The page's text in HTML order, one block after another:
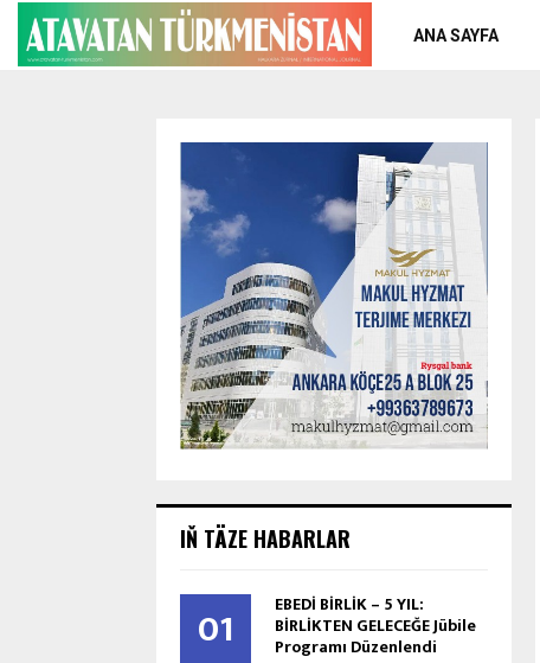
ANA SAYFA
IŇ TÄZE HABARLAR
01 EBEDİ BİRLİK – 5 YIL:
BİRLİKTEN GELECEĞE Jübile
Programı Düzenlendi